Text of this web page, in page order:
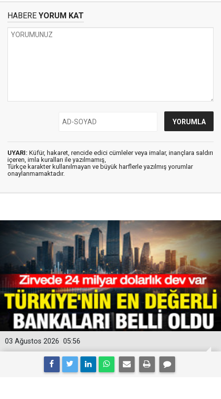
HABERE YORUM KAT
UYARI: Küfür, hakaret, rencide edici cümleler veya imalar, inançlara saldırı
içeren, imla kuralları ile yazılmamış,
Türkçe karakter kullanılmayan ve büyük harflerle yazılmış yorumlar
onaylanmamaktadır.
05:56
03 Ağustos 2026